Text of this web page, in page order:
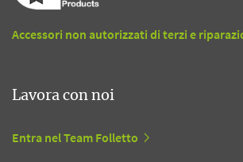
Accessori non autorizzati di terzi e
Lavora con noi
Entra nel Team Folletto